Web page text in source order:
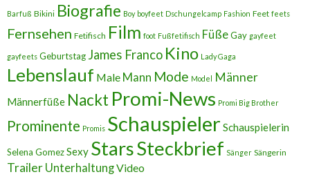
Barfuß Bikini Biografie Boy boyfeet Dschungelcamp Fashion Feet feets
Fernsehen Fetifisch Film foot Fußfetifisch FüßeGay gayfeet
gayfeets Geburtstag James Franco Kino Lady Gaga
Lebenslauf Male Mann Mode Model Männer
Männerfüße Nackt Promi-News Promi Big Brother
Prominente Promis Schauspieler Schauspielerin
Selena GomezSexy StarsSteckbrief Sänger Sängerin
Trailer UnterhaltungVideo